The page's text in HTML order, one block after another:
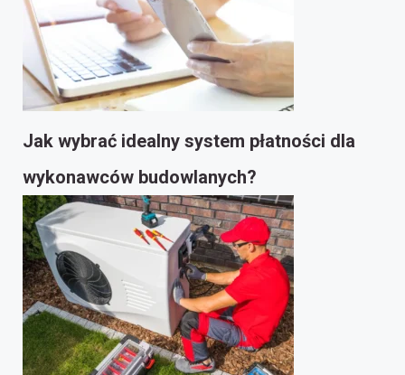
Jak wybrać idealny system płatności dla
wykonawców budowlanych?